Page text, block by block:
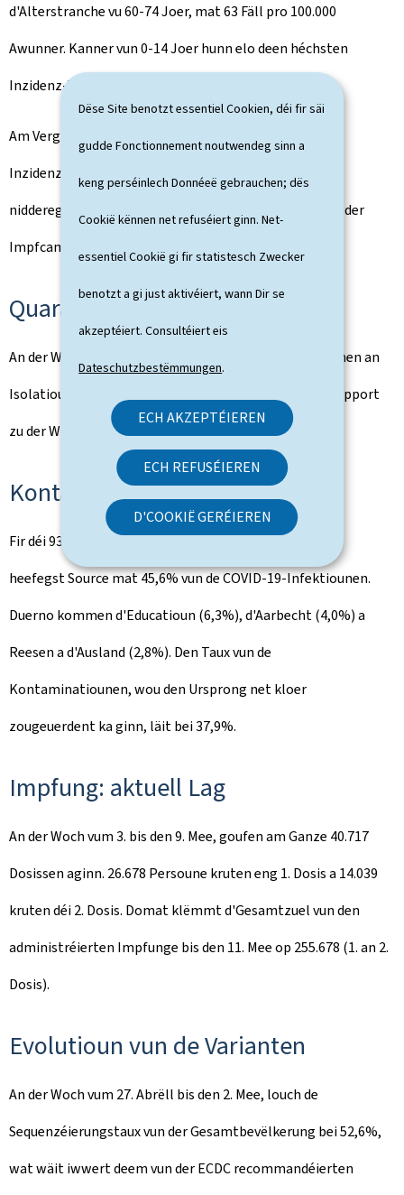
Dëse Site benotzt essentiel Cookien, déi fir säi
gudde Fonctionnement noutwendeg sinn a
keng perséinlech Donnéeë gebrauchen; dës
Cookië kënnen net refuséiert ginn. Net-
essentiel Cookië gi fir statistesch Zwecker
benotzt a gi just aktivéiert, wann Dir se
akzeptéiert. Consultéiert eis
Dateschutzbestëmmungen.
ECH AKZEPTÉIEREN
ECH REFUSÉIEREN
D'COOKIË GERÉIEREN
d'Alterstranche vu 60-74 Joer, mat 63 Fäll pro 100.000
Awunner. Kanner vun 0-14 Joer hunn elo deen héchsten
Inzidenz-Taux, mat 211 Fäll pro 100.000 Awunner.
Am Verglach zum Rescht vun der Bevëlkerung, ass den
Inzidenz-Taux bei de Persoune vu 60+ Joer 3,3 Mol méi
niddereg. Dës Alterstranche war bis elo d'Haaptzil vun der
Impfcampagne.
Quarantän an Isolatioun
An der Woch vum 3. bis den 9. Mee, waren 2.452 Persounen an
Isolatioun (-11,4%) an 3.359 a Quarantän (-7,8% par rapport
zu der Woch virdrun).
Kontaminatiounen
Fir déi 936 nei Fäll bleift de Familljekrees weiderhin déi
heefegst Source mat 45,6% vun de COVID-19-Infektiounen.
Duerno kommen d'Educatioun (6,3%), d'Aarbecht (4,0%) a
Reesen a d'Ausland (2,8%). Den Taux vun de
Kontaminatiounen, wou den Ursprong net kloer
zougeuerdent ka ginn, läit bei 37,9%.
Impfung: aktuell Lag
An der Woch vum 3. bis den 9. Mee, goufen am Ganze 40.717
Dosissen aginn. 26.678 Persoune kruten eng 1. Dosis a 14.039
kruten déi 2. Dosis. Domat klëmmt d'Gesamtzuel vun den
administréierten Impfunge bis den 11. Mee op 255.678 (1. an 2.
Dosis).
Evolutioun vun de Varianten
An der Woch vum 27. Abrëll bis den 2. Mee, louch de
Sequenzéierungstaux vun der Gesamtbevëlkerung bei 52,6%,
wat wäit iwwert deem vun der ECDC recommandéierten